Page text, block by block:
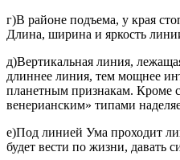
г)В районе подъема, у края
Длина, ширина и яркость
д)Вертикальная линия,
длиннее линия, тем мощнее
планетным признакам. Кроме
венерианским» типами
е)Под линией Ума проходит
будет вести по жизни, давать